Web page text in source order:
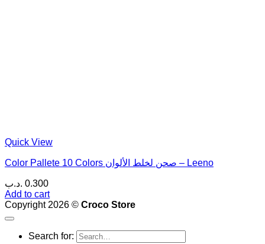
Quick View
Color Pallete 10 Colors صحن لخلط الألوان – Leeno
0.300 .د.ب
Add to cart
Copyright 2026 © Croco Store
Search for: